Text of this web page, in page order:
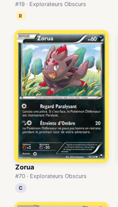
#19 · Explorateurs Obscurs
R
Zorua
#70 · Explorateurs Obscurs
C